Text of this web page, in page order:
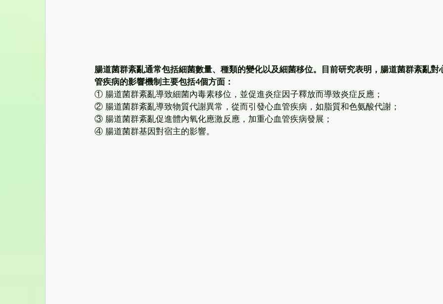
腸道菌群紊亂通常包括細菌數量、種類的變化以及細菌移位。目前研究表明，腸道菌群紊亂對
管疾病的影響機制主要包括4個方面：
① 腸道菌群紊亂導致細菌內毒素移位，並促進炎症因子釋放而導致炎症反應；
② 腸道菌群紊亂導致物質代謝異常，從而引發心血管疾病，如脂質和色氨酸代謝；
③ 腸道菌群紊亂促進體內氧化應激反應，加重心血管疾病發展；
④ 腸道菌群基因對宿主的影響。